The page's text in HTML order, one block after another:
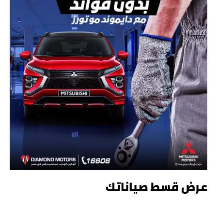
عرض قسط صياناتك